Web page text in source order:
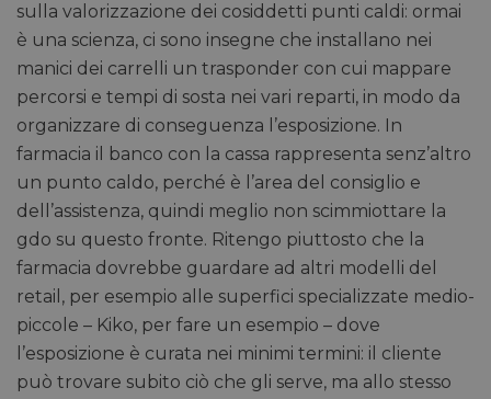
sulla valorizzazione dei cosiddetti punti caldi: ormai
è una scienza, ci sono insegne che installano nei
manici dei carrelli un trasponder con cui mappare
percorsi e tempi di sosta nei vari reparti, in modo da
organizzare di conseguenza l’esposizione. In
farmacia il banco con la cassa rappresenta senz’altro
un punto caldo, perché è l’area del consiglio e
dell’assistenza, quindi meglio non scimmiottare la
gdo su questo fronte. Ritengo piuttosto che la
farmacia dovrebbe guardare ad altri modelli del
retail, per esempio alle superfici specializzate medio-
piccole – Kiko, per fare un esempio – dove
l’esposizione è curata nei minimi termini: il cliente
può trovare subito ciò che gli serve, ma allo stesso